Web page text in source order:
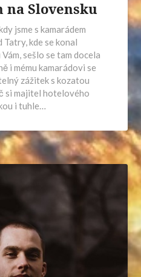
na Slovensku
jsme s kamarádem
kde se konal
sešlo se tam docela
i mému kamarádovi se
zážitek s kozatou
si majitel hotelového
i tuhle…